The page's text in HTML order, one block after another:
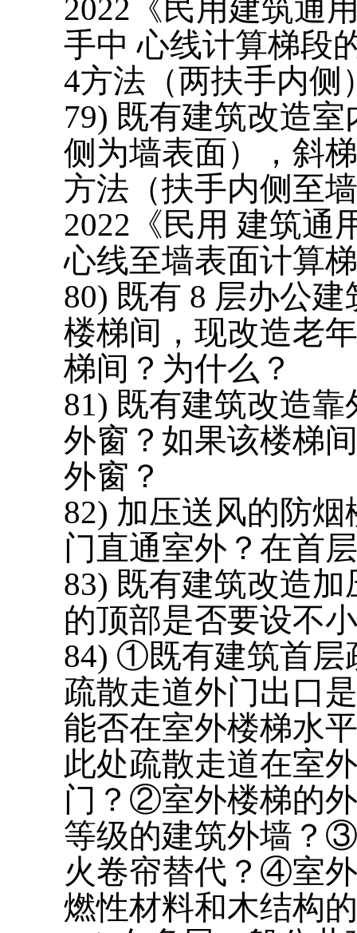
2022《民用建筑通
手中 心线计算梯段
4方法（两扶手内侧
79) 既有建筑改造室
侧为墙表面），斜
方法（扶手内侧至
2022《民用 建筑通
心线至墙表面计算
80) 既有 8 层办公
楼梯间，现改造老
梯间？为什么？
81) 既有建筑改造
外窗？如果该楼梯
外窗？
82) 加压送风的防
门直通室外？在首
83) 既有建筑改造
的顶部是否要设不
84) ①既有建筑首层
疏散走道外门出口
能否在室外楼梯水
此处疏散走道在室
门？②室外楼梯的
等级的建筑外墙？
火卷帘替代？④室
燃性材料和木结构